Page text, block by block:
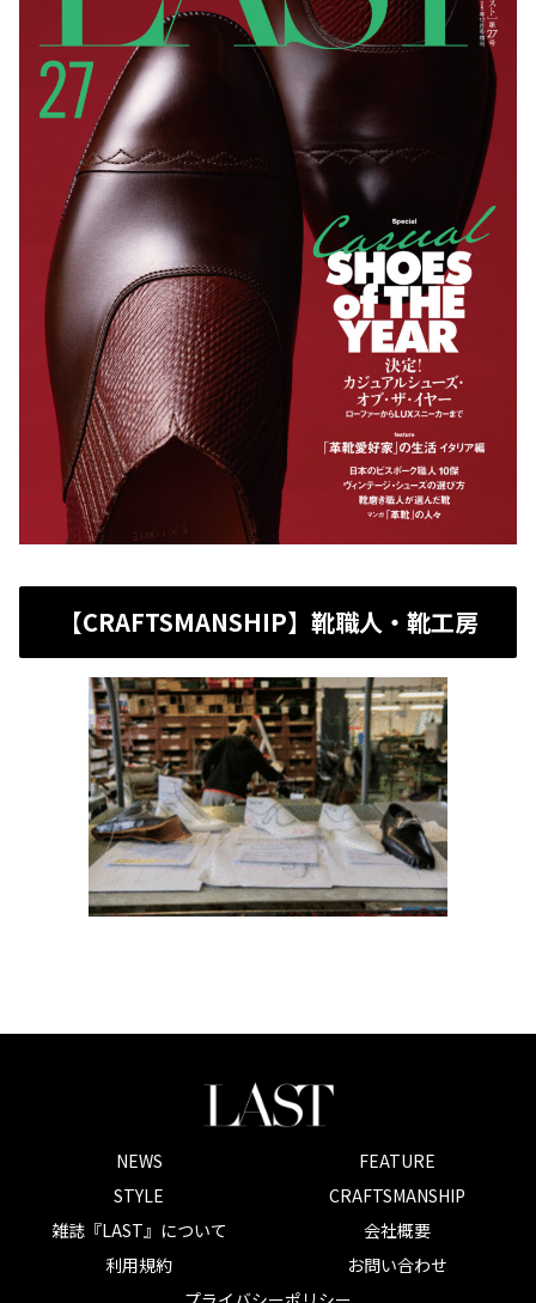
【CRAFTSMANSHIP】靴職人・靴工房
NEWS
FEATURE
STYLE
CRAFTSMANSHIP
雑誌『LAST』について
会社概要
利用規約
お問い合わせ